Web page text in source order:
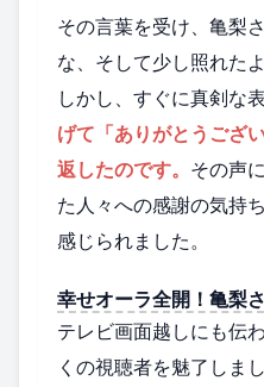
その言葉を受け、亀梨
な、そして少し照れた
しかし、すぐに真剣な
げて「ありがとうござ
返したのです。 その声
た人々への感謝の気持
感じられました。
幸せオーラ全開！亀梨
テレビ画面越しにも伝
くの視聴者を魅了しま